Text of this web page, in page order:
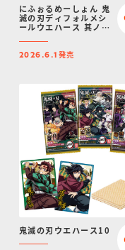
にふぉるめーしょん 鬼
滅の刃ディフォルメシ
ールウエハース 其ノ十
2026.6.1 発売
鬼滅の刃ウエハース10